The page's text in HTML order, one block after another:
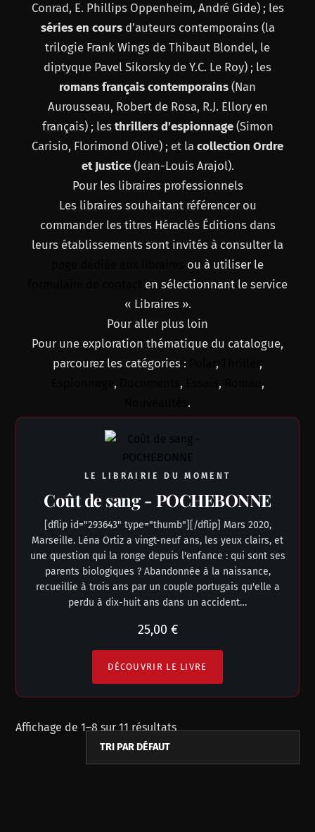
Conrad, E. Phillips Oppenheim, André Gide) ; les
séries en coursd’auteurs contemporains (la
trilogie Frank Wings de Thibaut Blondel, le
diptyque Pavel Sikorsky de Y.C. Le Roy) ; les
romans français contemporains (Nan
Aurousseau, Robert de Rosa, R.J. Ellory en
français) ; les thrillers d’espionnage(Simon
Carisio, Florimond Olive) ; et la collection Ordre
et Justice(Jean-Louis Arajol).
Pour les libraires professionnels
Les libraires souhaitant référencer ou
commander les titres Héraclès Éditions dans
leurs établissements sont invités à consulter la
ou à utiliser le
en sélectionnant le service
« Libraires ».
Pour aller plus loin
Pour une exploration thématique du catalogue,
parcourez les catégories :
,
,
, , ,
,
.
LE LIBRAIRIE DU MOMENT
Coût de sang - POCHEBONNE
[dflip id="293643" type="thumb"][/dflip] Mars 2020,
Marseille. Léna Ortiz a vingt-neuf ans, les yeux clairs, et
une question qui la ronge depuis l'enfance : qui sont ses
parents biologiques ? Abandonnée à la naissance,
recueillie à trois ans par un couple portugais qu'elle a
perdu à dix-huit ans dans un accident…
25,00 €
DÉCOUVRIR LE LIVRE
Affichage de 1–8 sur 11 résultats